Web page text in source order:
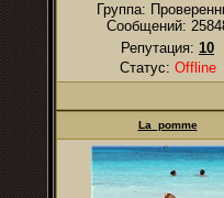
Группа:
Сообщений:
Репутация: 10
Статус: Offline
La_pomme